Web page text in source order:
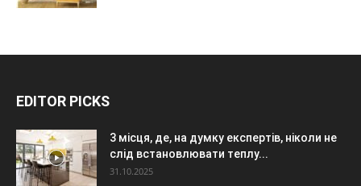
EDITOR PICKS
3 місця, де, на думку експертів, ніколи не
слід встановлювати теплу...
31.10.2025